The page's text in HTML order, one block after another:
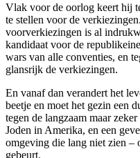
Vlak voor de oorlog keert hij
te stellen voor de
voorverkiezingen is al
kandidaat voor de
wars van alle conventies, en
glansrijk de verkiezingen.
En vanaf dan verandert het
beetje en moet het gezin een
tegen de langzaam maar
Joden in Amerika, en een
omgeving die lang niet zien –
gebeurt.